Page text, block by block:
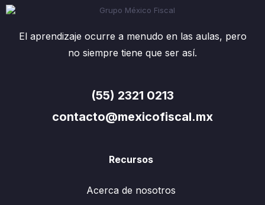
El aprendizaje ocurre a menudo en las aulas, pero
no siempre tiene que ser así.
(55) 2321 0213
contacto@mexicofiscal.mx
Recursos
Acerca de nosotros